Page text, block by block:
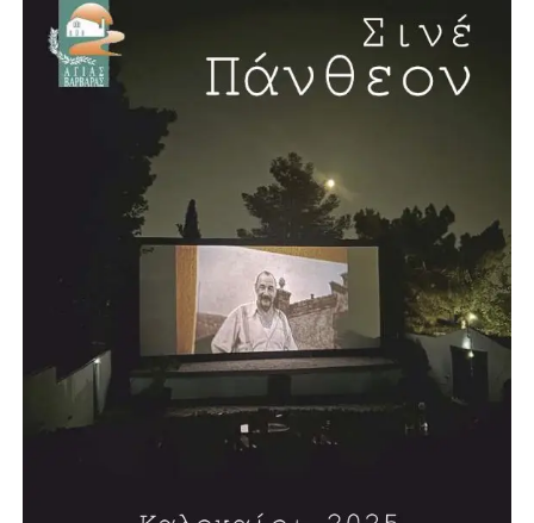
«Συνταγματικοί Προβληματισμοί» (1993),«Η Ελλάδα
Μπροστά στο 2000: Ένα Νέο Συνταγματικό Πλαίσιο»
(1998), «Η Βουλευτική Ασυλία» (2000), «Οι Τρεις Απειλές
του Αιώνα» (2002), «Πολιτι(στι)κή φωτογραμμετρία»
(2005), «Η Μεταναστευτική Πολιτική της Ευρώπης»
(2006), «Η Αναγκαία Αναθεώρηση» (2006), «Τυφλοί
στρατοί-Η Δύση και η Απειλή του Ισλαμικού
Φονταμενταλισμού» (2008), «Αναζητώντας την Τέχνη»
(2008)και τη δίγλωσση έκδοση «5 Χρόνια στο Ευρωπαϊκό
Κοινοβούλιο 2004-2009» (2009). Έχει γράψει πολλά
άρθρα πολιτικού και κοινωνικού περιεχομένου.
Επισκέφθηκε, επίσημα προσκεκλημένος, την Αγγλία, τη
Δυτική Γερμανία και τις ΗΠΑ.
Τιμήθηκε από τον τότε Πρόεδρο της Δημοκρατίας Κάρολο
Παπούλια με τον Μεγαλόσταυρο του Τάγματος του
και με άλλα ανώτερα παράσημα διαφόρων κρατών.